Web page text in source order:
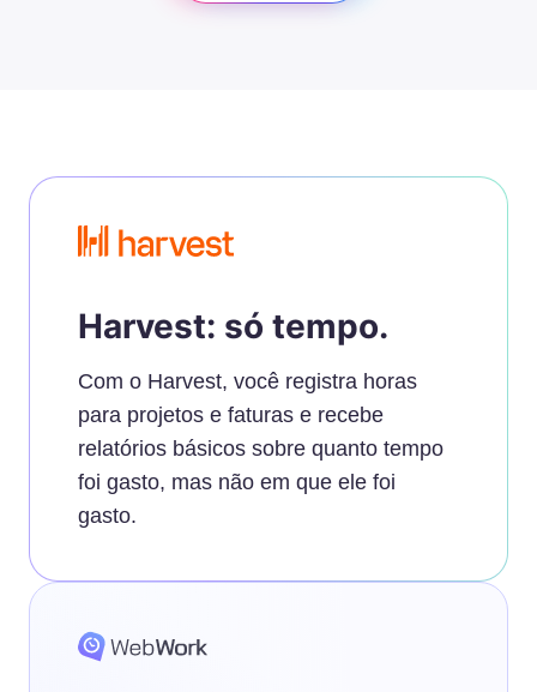
Harvest: só tempo.
Com o Harvest, você registra horas
para projetos e faturas e recebe
relatórios básicos sobre quanto tempo
foi gasto, mas não em que ele foi
gasto.